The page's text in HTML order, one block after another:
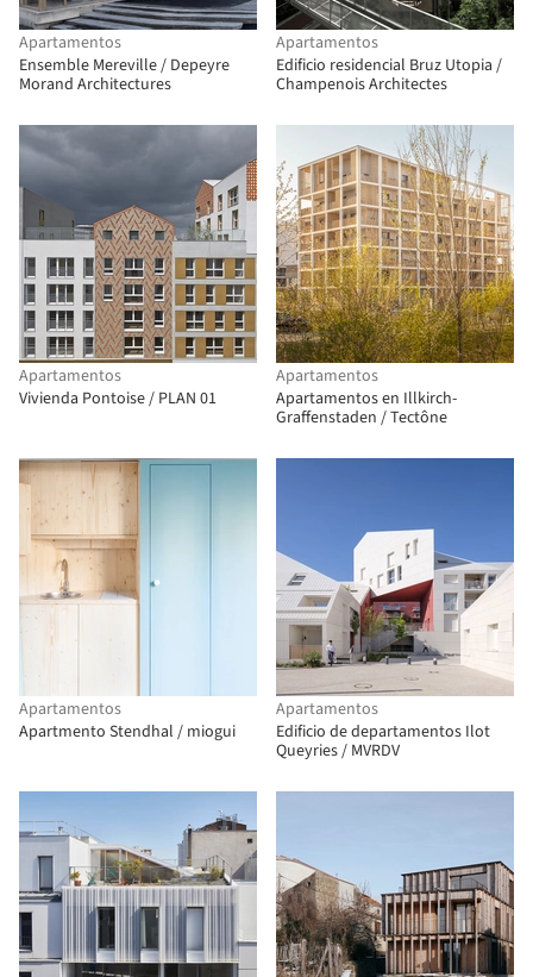
Apartamentos
Ensemble Mereville / Depeyre
Morand Architectures
Apartamentos
Edificio residencial Bruz Utopia /
Champenois Architectes
Apartamentos
Vivienda Pontoise / PLAN 01
Apartamentos
Apartamentos en Illkirch-
Graffenstaden / Tectône
Apartamentos
Apartmento Stendhal / miogui
Apartamentos
Edificio de departamentos Ilot
Queyries / MVRDV